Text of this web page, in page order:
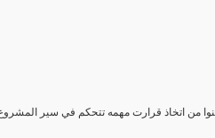
من اتخاذ قرارت مهمه تتحكم في سير